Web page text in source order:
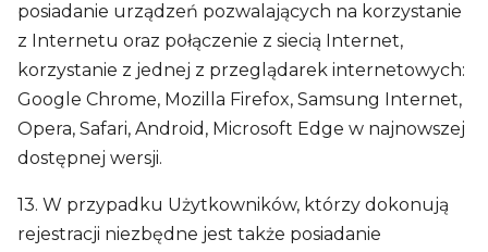
posiadanie urządzeń pozwalających na korzystanie
z Internetu oraz połączenie z siecią Internet,
korzystanie z jednej z przeglądarek internetowych:
Google Chrome, Mozilla Firefox, Samsung Internet,
Opera, Safari, Android, Microsoft Edge w najnowszej
dostępnej wersji.
13. W przypadku Użytkowników, którzy dokonują
rejestracji niezbędne jest także posiadanie